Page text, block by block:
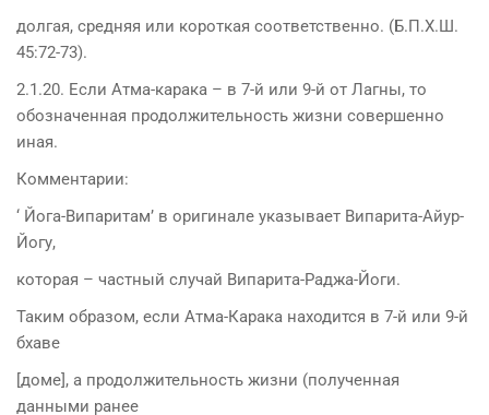
долгая, средняя или короткая соответственно. (Б.П.Х.Ш.
45:72-73).
2.1.20. Если Атма-карака – в 7-й или 9-й от Лагны, то
обозначенная продолжительность жизни совершенно
иная.
Комментарии:
‘ Йога-Випаритам’ в оригинале указывает Випарита-Айур-
Йогу,
которая – частный случай Випарита-Раджа-Йоги.
Таким образом, если Атма-Карака находится в 7-й или 9-й
бхаве
[доме], а продолжительность жизни (полученная
данными ранее